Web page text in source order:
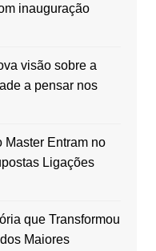
inauguração
visão sobre a
a pensar nos
Entram no
Ligações
que Transformou
Maiores